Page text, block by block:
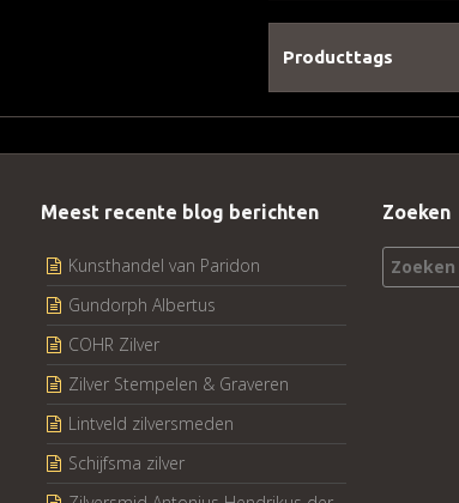
Producttags
Meest recente blog berichten
Kunsthandel van Paridon
Gundorph Albertus
COHR Zilver
Zilver Stempelen & Graveren
Lintveld zilversmeden
Schijfsma zilver
Zoeken
Zoeken
naar: